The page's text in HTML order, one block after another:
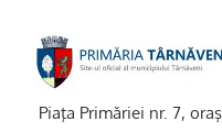
content
Piaţa Primăriei nr. 7,